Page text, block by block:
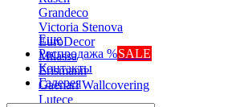
Grandeco
Victoria Stenova
EuroDecor
Milassa
Erismann
Gaenari Wallcovering
Lutece
Еще
Распродажа %SALE
Контакты
Галерея